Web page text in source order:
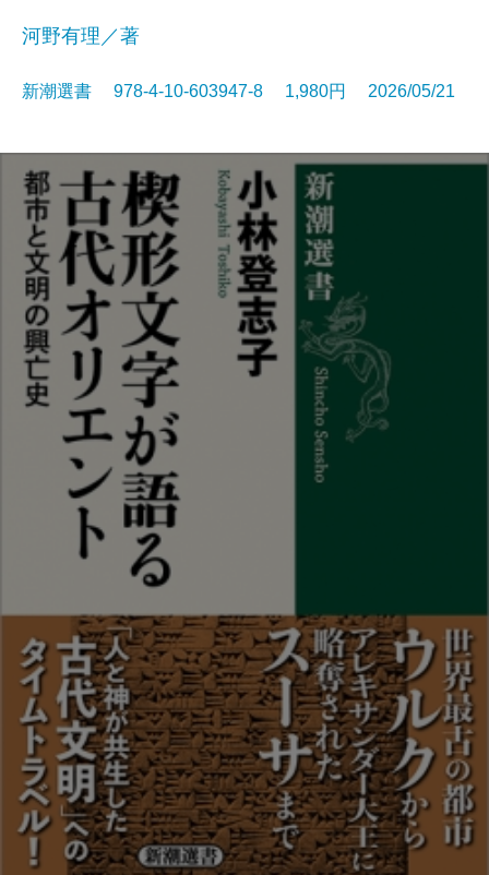
河野有理／著
新潮選書 978-4-10-603947-8 1,980円 2026/05/21